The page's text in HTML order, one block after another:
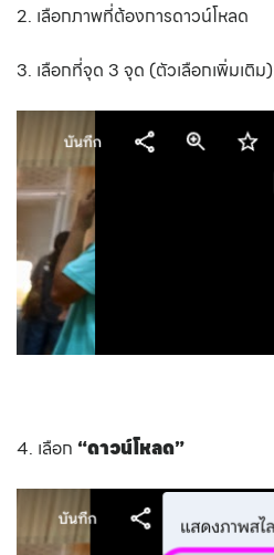
2. เลือกภาพที่ต้องการดาวน์โหลด
3. เลือกที่จุด 3 จุด (ตัวเลือกเพิ่มเติม)
4. เลือก “ดาวน์โหลด”